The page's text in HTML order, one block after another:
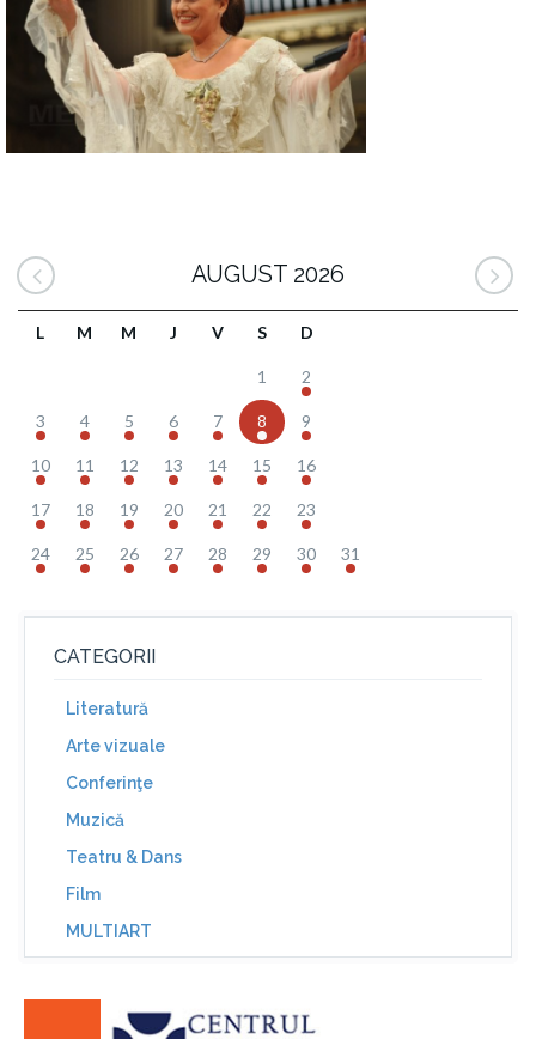
AUGUST 2026
L M M J V S D
1 2
3 4 5 6 7 8 9
10 11 12 13 14 15 16
17 18 19 20 21 22 23
24 25 26 27 28 29 30 31
CATEGORII
Literatură
Arte vizuale
Conferinţe
Muzică
Teatru & Dans
Film
MULTIART